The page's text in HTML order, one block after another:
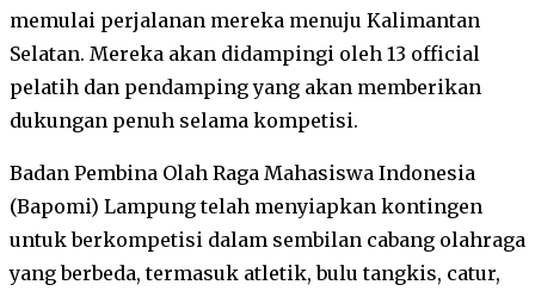
memulai perjalanan mereka menuju Kalimantan
Selatan. Mereka akan didampingi oleh 13 official
pelatih dan pendamping yang akan memberikan
dukungan penuh selama kompetisi.
Badan Pembina Olah Raga Mahasiswa Indonesia
(Bapomi) Lampung telah menyiapkan kontingen
untuk berkompetisi dalam sembilan cabang olahraga
yang berbeda, termasuk atletik, bulu tangkis, catur,